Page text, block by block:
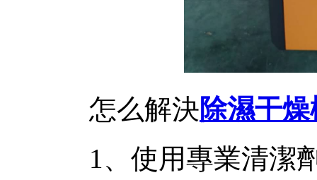
怎么解決除濕干燥
1、使用專業清潔劑